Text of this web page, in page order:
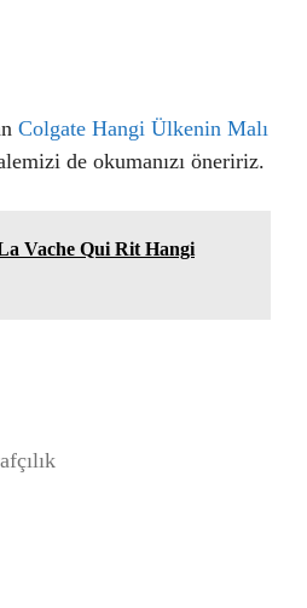
Colgate Hangi Ülkenin Malı
de okumanızı öneririz.
Vache Qui Rit Hangi